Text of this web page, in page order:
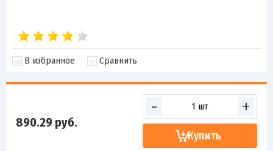
В избранное Сравнить
890.29 руб.
- +
Купить